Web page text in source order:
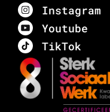
Instagram
Youtube
TikTok